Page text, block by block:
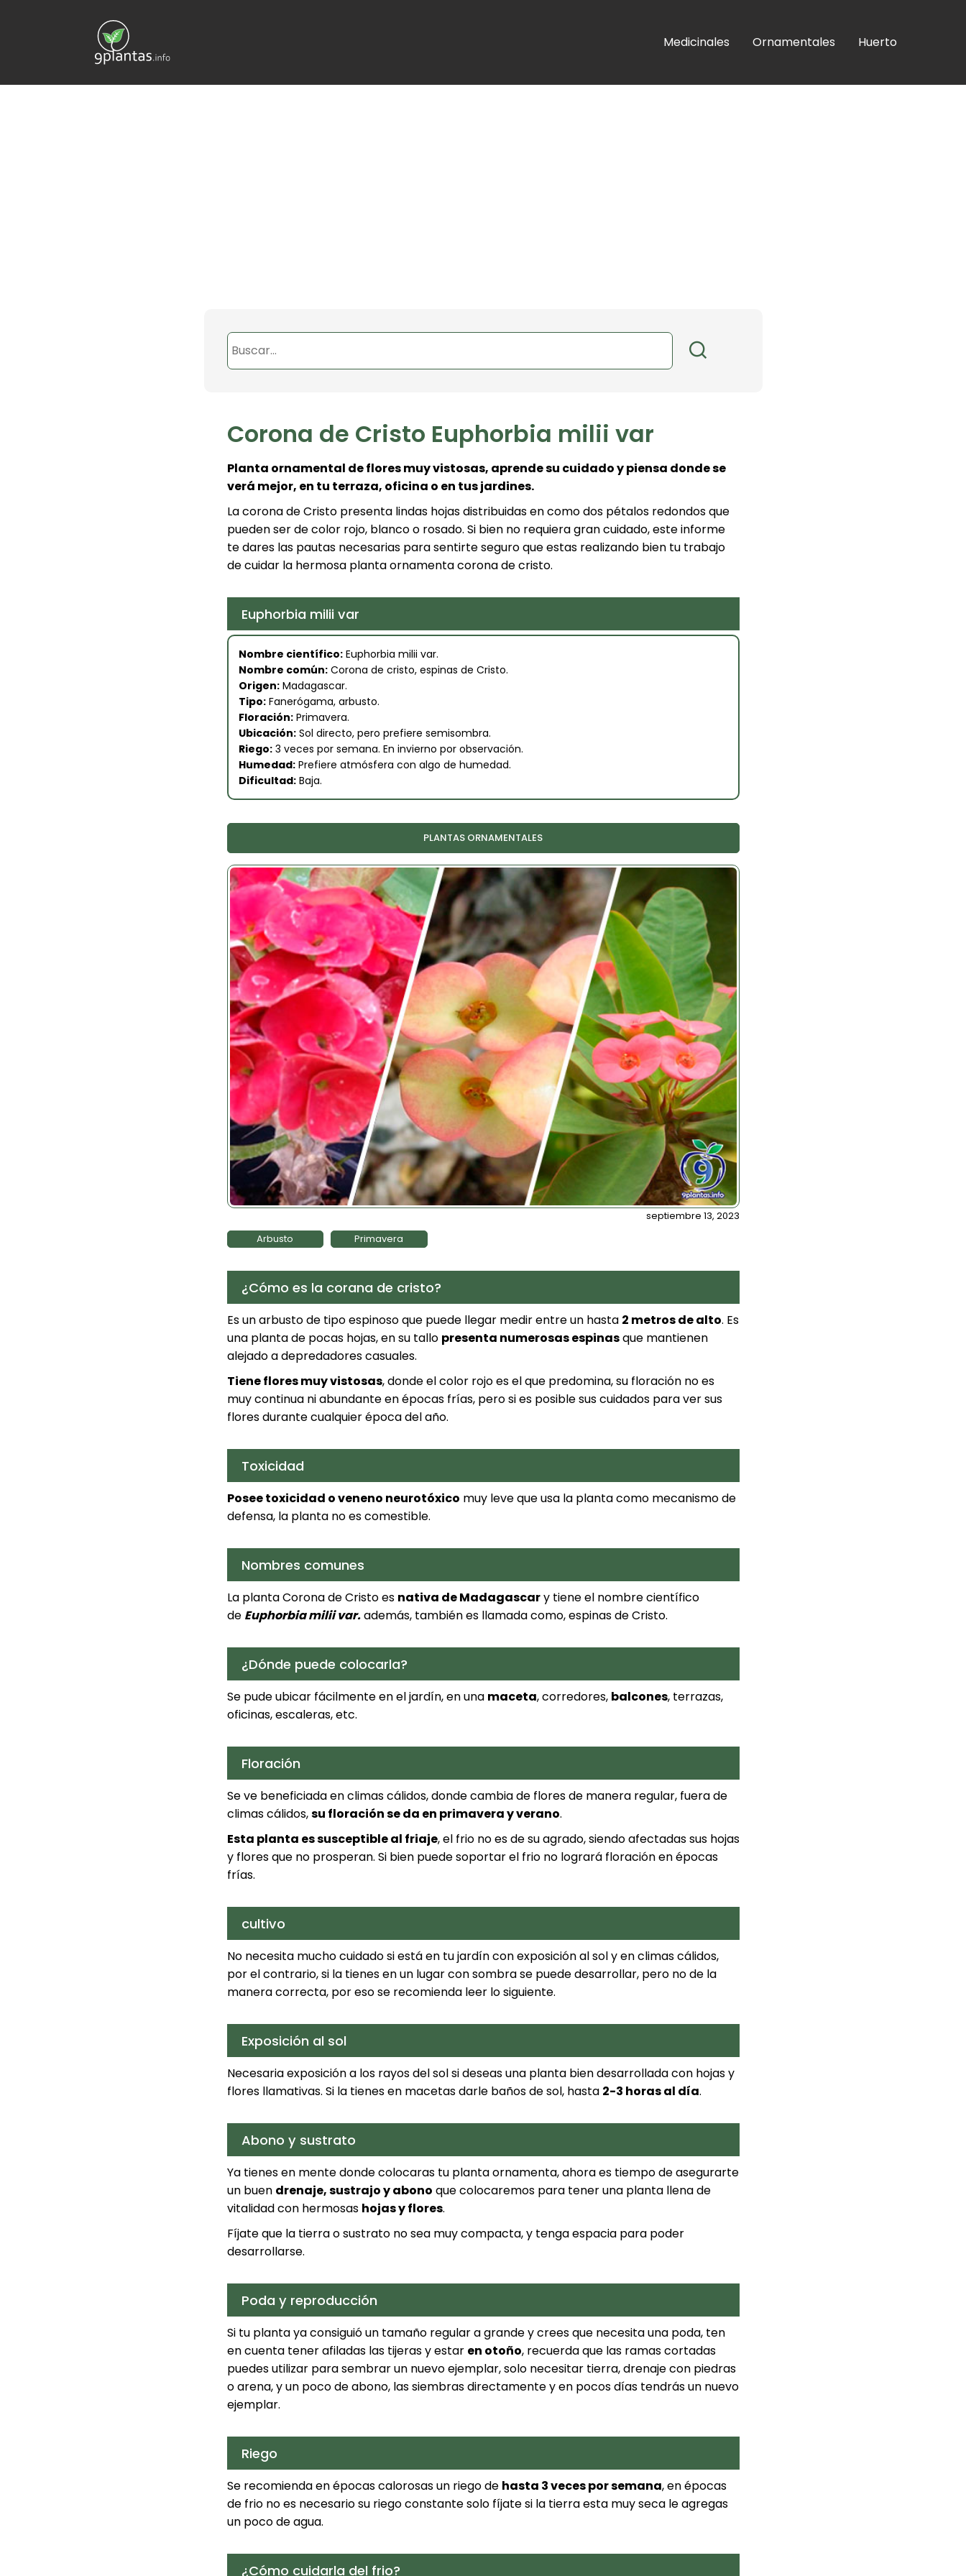
Medicinales Ornamentales Huerto
Corona de Cristo Euphorbia milii var
Planta ornamental de flores muy vistosas, aprende su cuidado y piensa donde se
verá mejor, en tu terraza, oficina o en tus jardines.
La corona de Cristo presenta lindas hojas distribuidas en como dos pétalos redondos que
pueden ser de color rojo, blanco o rosado. Si bien no requiera gran cuidado, este informe
te dares las pautas necesarias para sentirte seguro que estas realizando bien tu trabajo
de cuidar la hermosa planta ornamenta corona de cristo.
Euphorbia milii var
Nombre científico:Euphorbia milii var.
Nombre común:Corona de cristo, espinas de Cristo.
Origen:Madagascar.
Tipo:Fanerógama, arbusto.
Floración:Primavera.
Ubicación:Sol directo, pero prefiere semisombra.
Riego:3 veces por semana. En invierno por observación.
Humedad:Prefiere atmósfera con algo de humedad.
Dificultad:Baja.
PLANTAS ORNAMENTALES
septiembre 13, 2023
Arbusto
Primavera
¿Cómo es la corana de cristo?
Es un arbusto de tipo espinoso que puede llegar medir entre un hasta 2 metros de alto. Es
una planta de pocas hojas, en su tallo presenta numerosas espinasque mantienen
alejado a depredadores casuales.
Tiene flores muy vistosas, donde el color rojo es el que predomina, su floración no es
muy continua ni abundante en épocas frías, pero si es posible sus cuidados para ver sus
flores durante cualquier época del año.
Toxicidad
Posee toxicidad o veneno neurotóxico muy leve que usa la planta como mecanismo de
defensa, la planta no es comestible.
Nombres comunes
La planta Corona de Cristo es nativa de Madagascary tiene el nombre científico
de Euphorbia milii var.además, también es llamada como, espinas de Cristo.
¿Dónde puede colocarla?
Se pude ubicar fácilmente en el jardín, en una maceta, corredores, balcones, terrazas,
oficinas, escaleras, etc.
Floración
Se ve beneficiada en climas cálidos, donde cambia de flores de manera regular, fuera de
climas cálidos,su floración se da en primavera y verano.
Esta planta es susceptible al friaje, el frio no es de su agrado, siendo afectadas sus hojas
y flores que no prosperan. Si bien puede soportar el frio no logrará floración en épocas
frías.
cultivo
No necesita mucho cuidado si está en tu jardín con exposición al sol y en climas cálidos,
por el contrario, si la tienes en un lugar con sombra se puede desarrollar, pero no de la
manera correcta, por eso se recomienda leer lo siguiente.
Exposición al sol
Necesaria exposición a los rayos del sol si deseas una planta bien desarrollada con hojas y
flores llamativas. Si la tienes en macetas darle baños de sol, hasta 2-3 horas al día.
Abono y sustrato
Ya tienes en mente donde colocaras tu planta ornamenta, ahora es tiempo de asegurarte
un buen drenaje, sustrajo y abono que colocaremos para tener una planta llena de
vitalidad con hermosas hojas y flores.
Fíjate que la tierra o sustrato no sea muy compacta, y tenga espacia para poder
desarrollarse.
Poda y reproducción
Si tu planta ya consiguió un tamaño regular a grande y crees que necesita una poda, ten
en cuenta tener afiladas las tijeras y estar en otoño, recuerda que las ramas cortadas
puedes utilizar para sembrar un nuevo ejemplar, solo necesitar tierra, drenaje con piedras
o arena, y un poco de abono, las siembras directamente y en pocos días tendrás un nuevo
ejemplar.
Riego
Se recomienda en épocas calorosas un riego de hasta 3 veces por semana, en épocas
de frio no es necesario su riego constante solo fíjate si la tierra esta muy seca le agregas
un poco de agua.
¿Cómo cuidarla del frio?